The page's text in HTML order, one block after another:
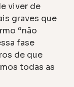
viver de
graves que
“não
fase
de que
todas as